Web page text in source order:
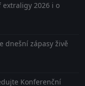
extraligy 2026 i o
dnešní zápasy živě
Konferenční